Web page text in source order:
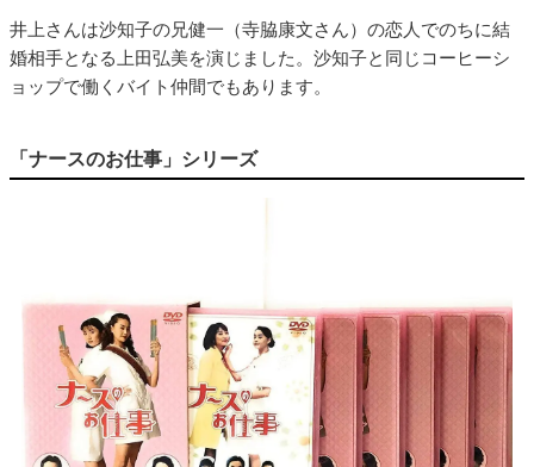
井上さんは沙知子の兄健一（寺脇康文さん）の恋人でのちに結
婚相手となる上田弘美を演じました。沙知子と同じコーヒーシ
ョップで働くバイト仲間でもあります。
「ナースのお仕事」シリーズ